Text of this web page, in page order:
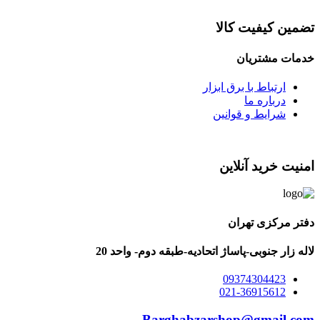
تضمین کیفیت کالا
خدمات مشتریان
ارتباط با برق ابزار
درباره ما
شرایط و قوانین
امنیت خرید آنلاین
دفتر مرکزی تهران
لاله زار جنوبی-پاساژ اتحادیه-طبقه دوم- واحد 20
09374304423
021-36915612